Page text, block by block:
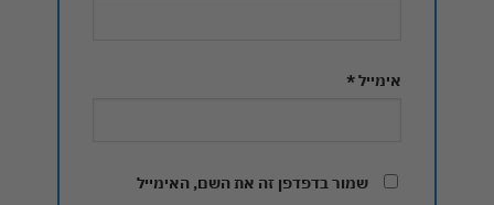
אימייל*
שמור בדפדפן זה את השם, האימייל